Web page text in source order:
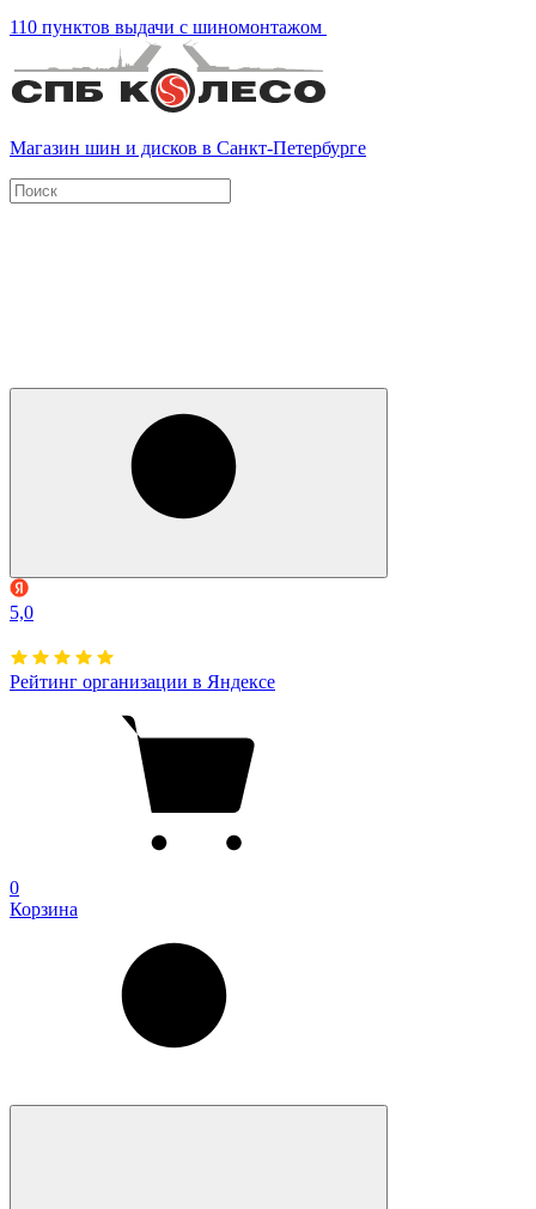
110 пунктов выдачи с шиномонтажом
Магазин шин и дисков в Санкт-Петербурге
5,0
Рейтинг организации в Яндексе
0
Корзина